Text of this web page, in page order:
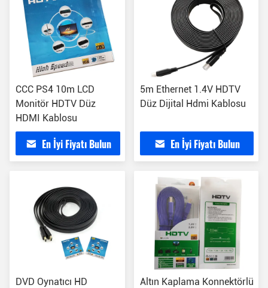
CCC PS4 10m LCD
Monitör HDTV Düz
HDMI Kablosu
En İyi Fiyatı Bulun
5m Ethernet 1.4V HDTV
Düz Dijital Hdmi Kablosu
En İyi Fiyatı Bulun
DVD Oynatıcı HD
Altın Kaplama Konnektörlü